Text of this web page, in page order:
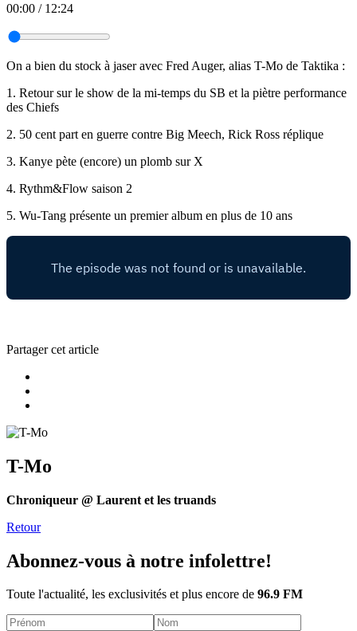
00:00 / 12:24
On a bien du stock à jaser avec Fred Auger, alias T-Mo de Taktika :
1. Retour sur le show de la mi-temps du SB et la piètre performance
des Chiefs
2. 50 cent part en guerre contre Big Meech, Rick Ross réplique
3. Kanye pète (encore) un plomb sur X
4. Rythm&Flow saison 2
5. Wu-Tang présente un premier album en plus de 10 ans
Partager cet article
T-Mo
Chroniqueur @ Laurent et les truands
Retour
Abonnez-vous à notre infolettre!
Toute l'actualité, les exclusivités et plus encore de 96.9 FM